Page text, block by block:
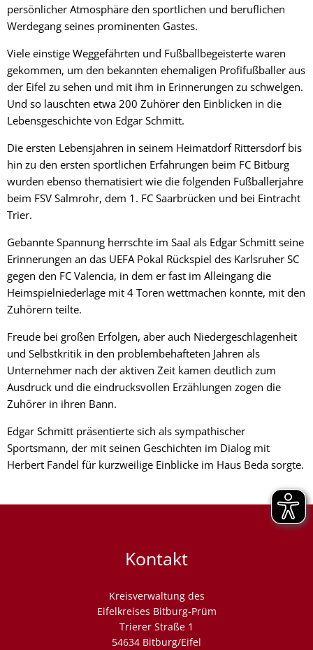
persönlicher Atmosphäre den sportlichen und beruflichen
Werdegang seines prominenten Gastes.
Viele einstige Weggefährten und Fußballbegeisterte waren
gekommen, um den bekannten ehemaligen Profifußballer aus
der Eifel zu sehen und mit ihm in Erinnerungen zu schwelgen.
Und so lauschten etwa 200 Zuhörer den Einblicken in die
Lebensgeschichte von Edgar Schmitt.
Die ersten Lebensjahren in seinem Heimatdorf Rittersdorf bis
hin zu den ersten sportlichen Erfahrungen beim FC Bitburg
wurden ebenso thematisiert wie die folgenden Fußballerjahre
beim FSV Salmrohr, dem 1. FC Saarbrücken und bei Eintracht
Trier.
Gebannte Spannung herrschte im Saal als Edgar Schmitt seine
Erinnerungen an das UEFA Pokal Rückspiel des Karlsruher SC
gegen den FC Valencia, in dem er fast im Alleingang die
Heimspielniederlage mit 4 Toren wettmachen konnte, mit den
Zuhörern teilte.
Freude bei großen Erfolgen, aber auch Niedergeschlagenheit
und Selbstkritik in den problembehafteten Jahren als
Unternehmer nach der aktiven Zeit kamen deutlich zum
Ausdruck und die eindrucksvollen Erzählungen zogen die
Zuhörer in ihren Bann.
Edgar Schmitt präsentierte sich als sympathischer
Sportsmann, der mit seinen Geschichten im Dialog mit
Herbert Fandel für kurzweilige Einblicke im Haus Beda sorgte.
Kontakt
Kreisverwaltung des
Eifelkreises Bitburg-Prüm
Trierer Straße 1
54634 Bitburg/Eifel